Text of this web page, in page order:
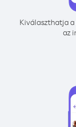
Kiválaszthatja
az